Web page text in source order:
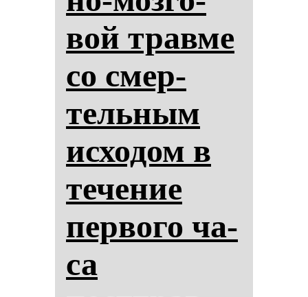
вой трав­ме
со смер­
тель­ным
ис­хо­дом в
те­че­ние
пер­во­го ча­
са